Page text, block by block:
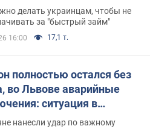
делать украинцам, чтобы не
за "быстрый займ"
16:00 17,1 т.
полностью остался без
во Львове аварийные
ситуация в
6 августа
нанесли удар по важному